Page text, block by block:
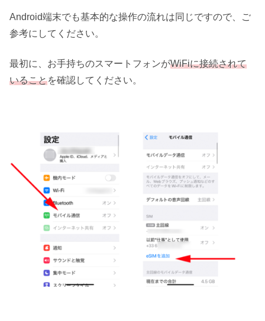
Android端末でも基本的な操作の流れは同じですので、ご
参考にしてください。
最初に、お手持ちのスマートフォンがWiFiに接続されて
いることを確認してください。